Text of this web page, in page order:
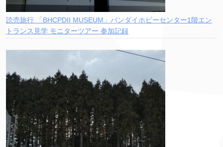
読売旅行 「BHCPDII MUSEUM」バンダイホビーセンター1階エン
トランス見学 モニターツアー 参加記録